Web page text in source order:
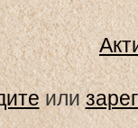
или